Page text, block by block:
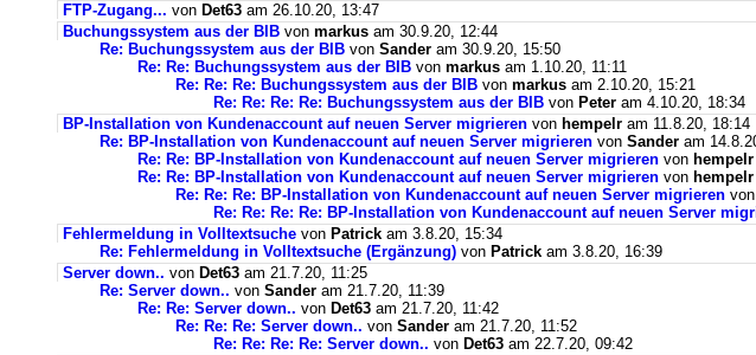
FTP-Zugang... von Det63 am 26.10.20, 13:47
Buchungssystem aus der BIB von markus am 30.9.20, 12:44
Re: Buchungssystem aus der BIB von Sander am 30.9.20, 15:50
Re: Re: Buchungssystem aus der BIB von markus am 1.10.20, 11:11
Re: Re: Re: Buchungssystem aus der BIB von markus am 2.10.20, 15:21
Re: Re: Re: Re: Buchungssystem aus der BIB von Peter am 4.10.20, 18:34
BP-Installation von Kundenaccount auf neuen Server migrieren von hempelr am 11.8.20, 18:14
Re: BP-Installation von Kundenaccount auf neuen Server migrieren von Sander am
Re: Re: BP-Installation von Kundenaccount auf neuen Server migrieren von hempelr
Re: Re: BP-Installation von Kundenaccount auf neuen Server migrieren von hempelr
Re: Re: Re: BP-Installation von Kundenaccount auf neuen Server migrieren von
Re: Re: Re: Re: BP-Installation von Kundenaccount auf neuen Server
Fehlermeldung in Volltextsuche von Patrick am 3.8.20, 15:34
Re: Fehlermeldung in Volltextsuche (Ergänzung) von Patrick am 3.8.20, 16:39
Server down.. von Det63 am 21.7.20, 11:25
Re: Server down.. von Sander am 21.7.20, 11:39
Re: Re: Server down.. von Det63 am 21.7.20, 11:42
Re: Re: Re: Server down.. von Sander am 21.7.20, 11:52
Re: Re: Re: Re: Server down.. von Det63 am 22.7.20, 09:42